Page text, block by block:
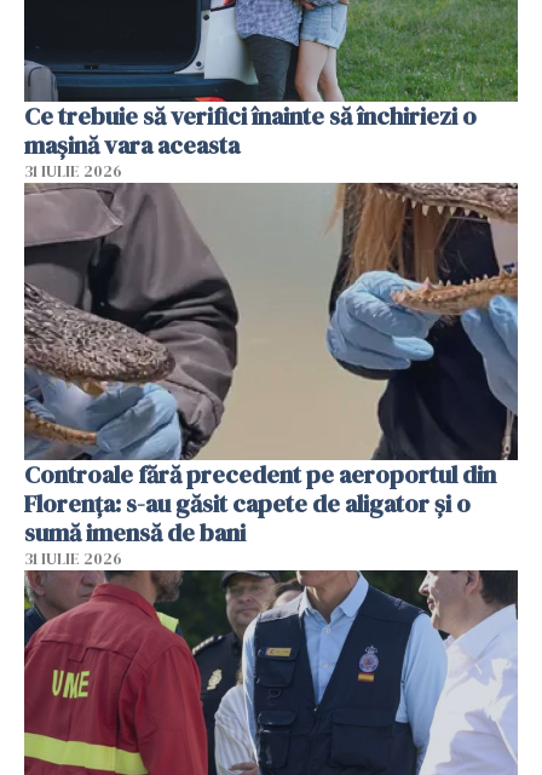
Ce trebuie să verifici înainte să închiriezi o
mașină vara aceasta
31 IULIE 2026
Controale fără precedent pe aeroportul din
Florența: s-au găsit capete de aligator și o
sumă imensă de bani
31 IULIE 2026